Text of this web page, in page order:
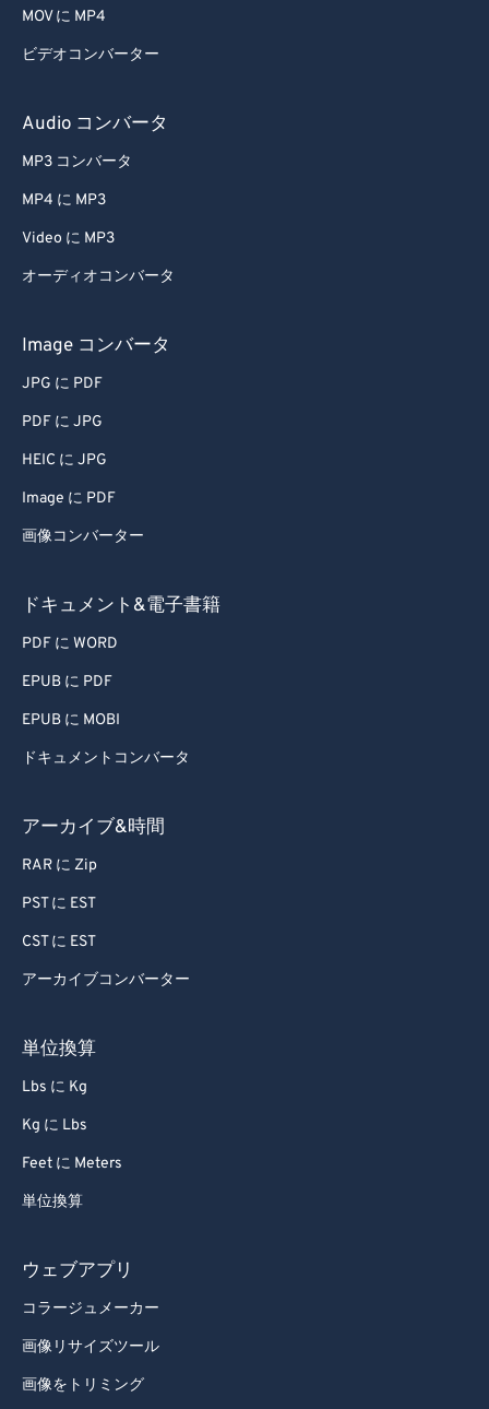
MOV に MP4
ビデオコンバーター
Audio コンバータ
MP3 コンバータ
MP4 に MP3
Video に MP3
オーディオコンバータ
Image コンバータ
JPG に PDF
PDF に JPG
HEIC に JPG
Image に PDF
画像コンバーター
ドキュメント&電子書籍
PDF に WORD
EPUB に PDF
EPUB に MOBI
ドキュメントコンバータ
アーカイブ&時間
RAR に Zip
PST に EST
CST に EST
アーカイブコンバーター
単位換算
Lbs に Kg
Kg に Lbs
Feet に Meters
単位換算
ウェブアプリ
コラージュメーカー
画像リサイズツール
画像をトリミング